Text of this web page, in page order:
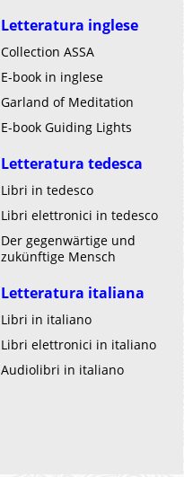
Letteratura inglese
Collection ASSA
E-book in inglese
Garland of Meditation
E-book Guiding Lights
Letteratura tedesca
Libri in tedesco
Libri elettronici in tedesco
Der gegenwärtige und
zukünftige Mensch
Letteratura italiana
Libri in italiano
Libri elettronici in italiano
Audiolibri in italiano